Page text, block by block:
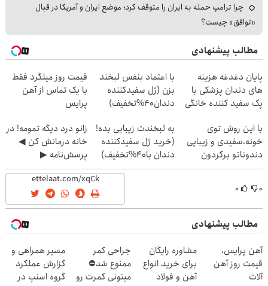
چرا ترامپ حمله به ایران را متوقف کرد؛ موضع ایران و آمریکا در قبال
«توافق» چیست؟
مطالب پیشنهادی
پایان دغدغه هزینه
های دندان پزشکی با
پک سفید کننده خانگی
با اعتماد بنفس لبخند
بزن (ژل سفیدکننده
دندان40%تخفیف)
قیمت روز میلگرد فقط
با یک تماس از آهن
پرایس
با این روش توی
خونه،سفیدی و زیبایی
دندوناتو برگردون
(40%off)
به لبخندت زیبایی بده!
(خرید ژل سفیدکننده
دندان با40%تخفیف)
زانو درد دیگه تمومه! در
خانه درمانش کن ◀
پرسش‌نامه ▶
۰ ۰
مطالب پیشنهادی
آهن پرایس،
قیمت روز آهن
آلات
مشاوره رایگان
برای خرید انواع
آهن و فولاد
جراحی کمر
ممنوع شد⛔
میتونی کمرت رو
مسیر همراهی و
گزارش عملکرد
گروه اسنپ در